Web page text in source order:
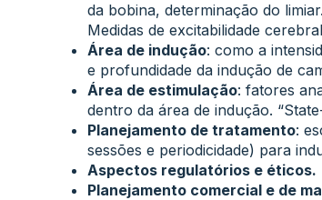
da bobina, determinação do
Medidas de excitabilidade
Área de indução: como a
e profundidade da indução de
Área de estimulação: fatores
dentro da área de indução.
Planejamento de tratamento:
sessões e periodicidade) para
Aspectos regulatórios e éticos.
Planejamento comercial e de